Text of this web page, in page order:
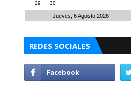
29
30
Jueves, 6 Agosto 2026
REDES SOCIALES